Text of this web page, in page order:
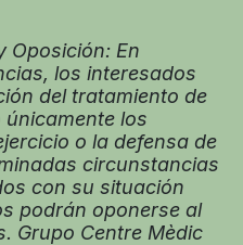
Oposición: En
los interesados
del tratamiento de
los
o la defensa de
circunstancias
con su situación
podrán oponerse al
Grupo Centre Mèdic